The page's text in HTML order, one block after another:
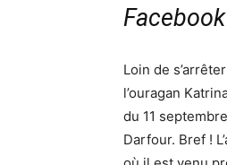
Loin de
l’ouragan
du 11
Darfour. Bref !